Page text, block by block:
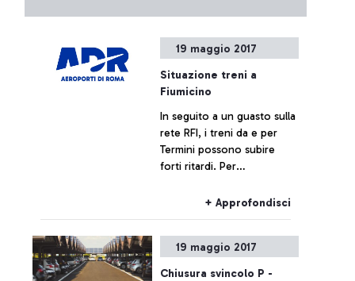
19 maggio 2017
Situazione treni a
Fiumicino
In seguito a un guasto sulla
rete RFI, i treni da e per
Termini possono subire
forti ritardi. Per
attivato un servizio di
navette sostitutive presso il
Polo Bus, raggiungibile
dalle aree arrivi
+ Approfondisci
19 maggio 2017
Chiusura svincolo P -